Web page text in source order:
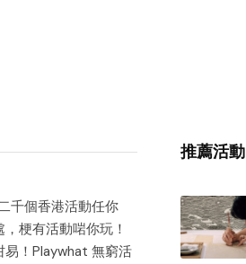
千個香港活動任你
梗有活動啱你玩！
易！Playwhat 無窮活
推薦活動